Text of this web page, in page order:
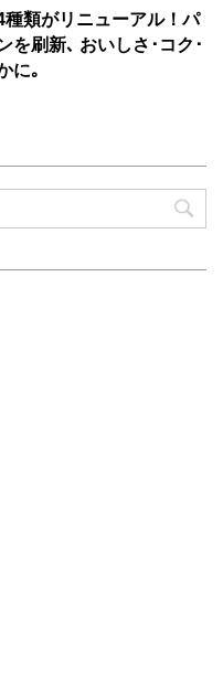
種類がリニューアル！パ
を刷新､ おいしさ･コク･
に｡